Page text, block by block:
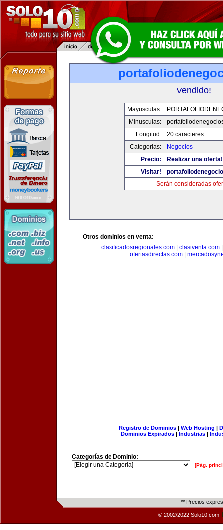
Vendido!
Mayusculas:
Minusculas:
Longitud:
20 caracteres
Categorias:
Negocios
Precio:
Realizar una oferta!
Visitar!
Serán consideradas
Otros dominios en venta:
clasificadosregionales.com| clasiventa.com
ofertasdirectas.com|
Registro de Dominios| Web Hosting |
Dominios Expirados | Industrias |
Categorías de Dominio:
[Pág.
** Precios
© 2002/2022 Solo10.com